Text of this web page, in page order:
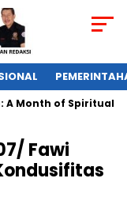
Month of Spiritual
Fawi